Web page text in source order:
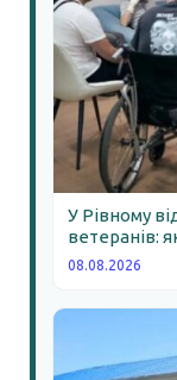
У Рівному
ветеранів:
08.08.2026